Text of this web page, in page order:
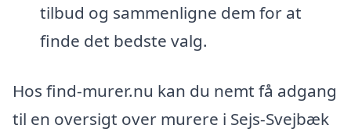
tilbud og sammenligne dem for at
finde det bedste valg.
Hos find-murer.nu kan du nemt få adgang
til en oversigt over murere i Sejs-Svejbæk